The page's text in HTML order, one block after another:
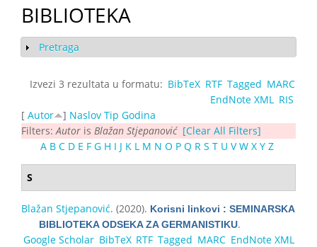
BIBLIOTEKA
Show
Pretraga
Izvezi 3 rezultata u formatu: BibTeX RTF Tagged MARC
EndNote XML
RIS
[ Autor ] Naslov Tip Godina
Filters: Autor is Blažan Stjepanović [Clear All Filters]
A B C D E F G H I J K L M N O P Q R S T U V W X Y Z
S
Blažan Stjepanović. (2020). Korisni linkovi : SEMINARSKA
BIBLIOTEKA ODSEKA ZA GERMANISTIKU.
Google Scholar BibTeX RTF Tagged MARC EndNote XML